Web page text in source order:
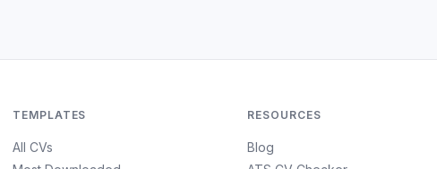
TEMPLATES
All CVs
RESOURCES
Blog